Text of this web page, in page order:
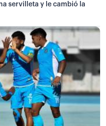
servilleta y le cambió la